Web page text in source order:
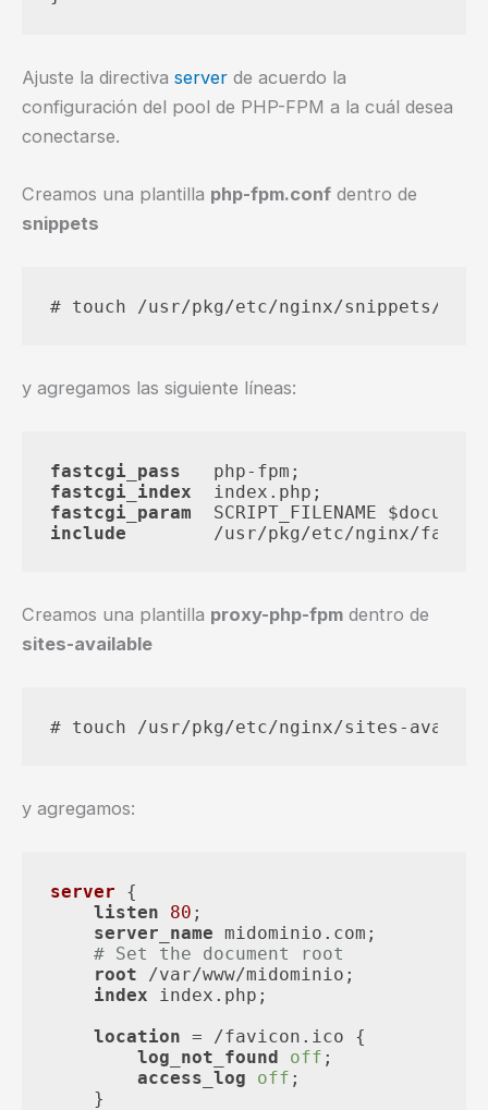
Ajuste la directiva server de acuerdo la
configuración del pool de PHP-FPM a la cuál desea
conectarse.
Creamos una plantilla php-fpm.conf dentro de
snippets
y agregamos las siguiente líneas:
fastcgi_pass
fastcgi_index
fastcgi_param
include
Creamos una plantilla proxy-php-fpm dentro de
sites-available
y agregamos:
server {
listen
80 ;
server_name midominio.com;
# Set the document root
root /var/www/midominio;
index index.php;
location = /favicon.ico {
log_not_found
off ;
access_log
off ;
    }